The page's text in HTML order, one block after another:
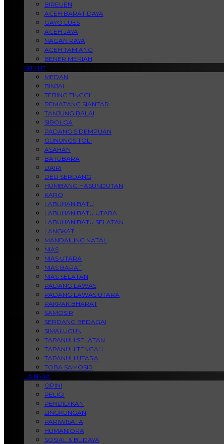
BIREUEN
ACEH BARAT DAYA
GAYO LUES
ACEH JAYA
NAGAN RAYA
ACEH TAMIANG
BENER MERIAH
SUMUT
MEDAN
BINJAI
TEBING TINGGI
PEMATANG SIANTAR
TANJUNG BALAI
SIBOLGA
PADANG SIDEMPUAN
GUNUNGSITOLI
ASAHAN
BATUBARA
DAIRI
DELI SERDANG
HUMBANG HASUNDUTAN
KARO
LABUHAN BATU
LABUHAN BATU UTARA
LABUHAN BATU SELATAN
LANGKAT
MANDAILING NATAL
NIAS
NIAS UTARA
NIAS BARAT
NIAS SELATAN
PADANG LAWAS
PADANG LAWAS UTARA
PAKPAK BHARAT
SAMOSIR
SERDANG BEDAGAI
SIMALUGUN
TAPANULI SELATAN
TAPANULI TENGAH
TAPANULI UTARA
TOBA SAMOSIR
LAINNYA
OPINI
RELIGI
PENDIDIKAN
LINGKUNGAN
PARIWISATA
HUMANIORA
SOSIAL & BUDAYA